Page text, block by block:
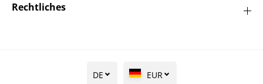
Rechtliches
DE EUR